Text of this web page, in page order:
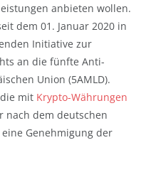
anbieten wollen.
dem 01. Januar 2020 in
Initiative zur
an die fünfte Anti-
Union (5AMLD).
mit Krypto-Währungen
nach dem deutschen
Genehmigung der